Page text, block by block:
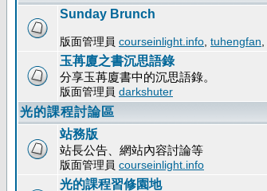
Sunday Brunch
版面管理員 courseinlight.info tuhengfan
玉苒廈之書沉思語錄
分享玉苒廈書中的沉思語錄。
版面管理員 darkshuter
光的課程討論區
站務版
站長公告、網站內容討論等
版面管理員 courseinlight.info
光的課程習修園地